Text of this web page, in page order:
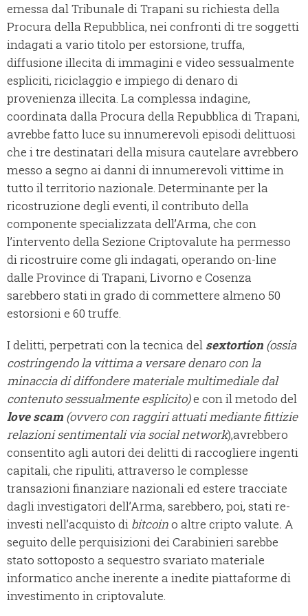
emessa dal Tribunale di Trapani su richiesta della
Procura della Repubblica, nei confronti di tre soggetti
indagati a vario titolo per estorsione, truffa,
diffusione illecita di immagini e video sessualmente
espliciti, riciclaggio e impiego di denaro di
provenienza illecita. La complessa indagine,
coordinata dalla Procura della Repubblica di Trapani,
avrebbe fatto luce su innumerevoli episodi delittuosi
che i tre destinatari della misura cautelare avrebbero
messo a segno ai danni di innumerevoli vittime in
tutto il territorio nazionale. Determinante per la
ricostruzione degli eventi, il contributo della
componente specializzata dell’Arma, che con
l’intervento della Sezione Criptovalute ha permesso
di ricostruire come gli indagati, operando on-line
dalle Province di Trapani, Livorno e Cosenza
sarebbero stati in grado di commettere almeno 50
estorsioni e 60 truffe.
I delitti, perpetrati con la tecnica del sextortion (ossia
costringendo la vittima a versare denaro con la
minaccia di diffondere materiale multimediale dal
contenuto sessualmente esplicito)e con il metodo del
love scam (ovvero con raggiri attuati mediante fittizie
relazioni sentimentali via social network),avrebbero
consentito agli autori dei delitti di raccogliere ingenti
capitali, che ripuliti, attraverso le complesse
transazioni finanziare nazionali ed estere tracciate
dagli investigatori dell’Arma, sarebbero, poi, stati re-
investi nell’acquisto di bitcoino altre cripto valute. A
seguito delle perquisizioni dei Carabinieri sarebbe
stato sottoposto a sequestro svariato materiale
informatico anche inerente a inedite piattaforme di
investimento in criptovalute.